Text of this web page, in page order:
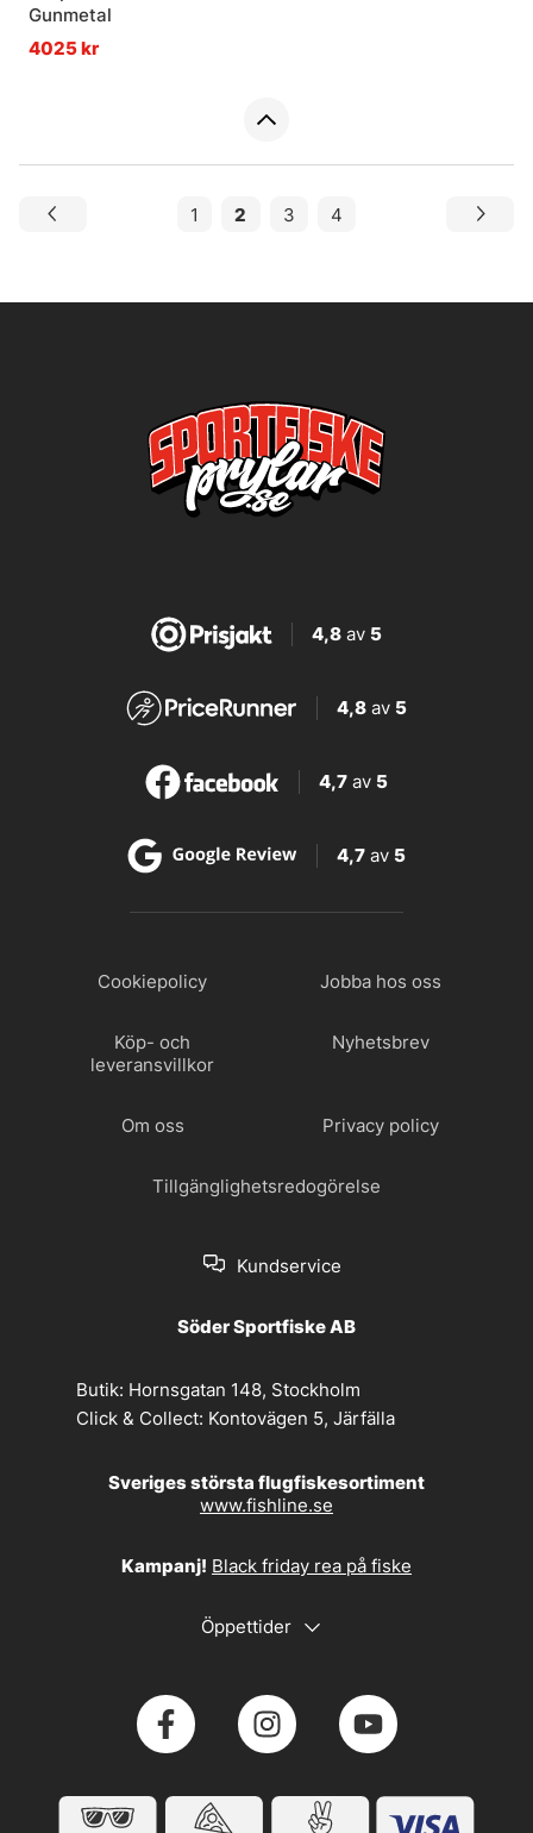
Gunmetal
4025 kr
1 2 3 4
4,8av 5
4,8 av 5
4,7 av 5
4,7 av 5
Cookiepolicy Jobba hos oss
Köp- och
leveransvillkor
Nyhetsbrev
Om oss Privacy policy
Tillgänglighetsredogörelse
Kundservice
Söder Sportfiske AB
Butik: Hornsgatan 148, Stockholm
Click & Collect: Kontovägen 5, Järfälla
Sveriges största flugfiskesortiment
www.fishline.se
Kampanj! Black friday rea på fiske
Öppettider